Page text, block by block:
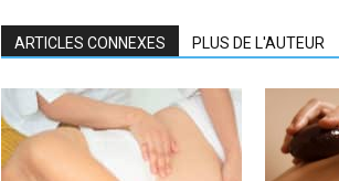
ARTICLES CONNEXES PLUS DE L'AUTEUR